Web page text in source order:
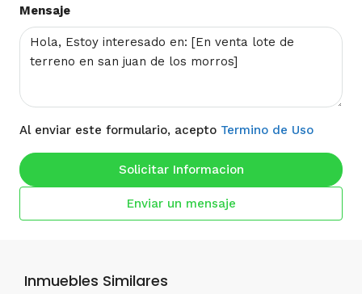
Mensaje
Al enviar este formulario, acepto Termino de Uso
Solicitar Informacion
Enviar un mensaje
Inmuebles Similares